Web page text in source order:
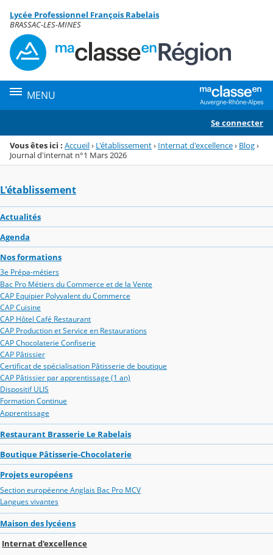
Menu de la rubrique
Contenu
Lycée Professionnel François Rabelais
BRASSAC-LES-MINES
MENU
Se connecter
Vous êtes ici : Accueil› L'établissement› Internat d'excellence› Blog›
Journal d'internat n°1 Mars 2026
L'établissement
Actualités
Agenda
Nos formations
3e Prépa-métiers
Bac Pro Métiers du Commerce et de la Vente
CAP Equipier Polyvalent du Commerce
CAP Cuisine
CAP Hôtel Café Restaurant
CAP Production et Service en Restaurations
CAP Chocolaterie Confiserie
CAP Pâtissier
Certificat de spécialisation Pâtisserie de boutique
CAP Pâtissier par apprentissage (1 an)
Dispositif ULIS
Formation Continue
Apprentissage
Restaurant Brasserie Le Rabelais
Boutique Pâtisserie-Chocolaterie
Projets européens
Section européenne Anglais Bac Pro MCV
Langues vivantes
Maison des lycéens
Internat d'excellence